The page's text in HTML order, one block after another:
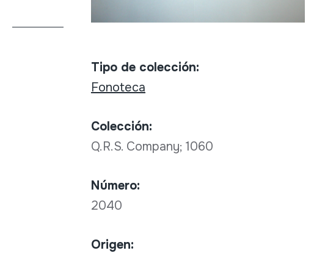
Tipo de colección:
Fonoteca
Colección:
Q.R.S. Company; 1060
Número:
2040
Origen: